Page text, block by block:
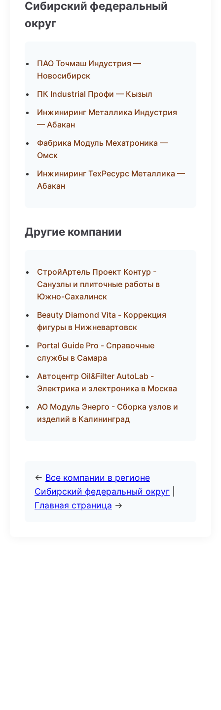
Сибирский федеральный
округ
ПАО Точмаш Индустрия —
Новосибирск
ПК Industrial Профи — Кызыл
Инжиниринг Металлика Индустрия
— Абакан
Фабрика Модуль Мехатроника —
Омск
Инжиниринг ТехРесурс Металлика —
Абакан
Другие компании
СтройАртель Проект Контур -
Санузлы и плиточные работы в
Южно-Сахалинск
Beauty Diamond Vita - Коррекция
фигуры в Нижневартовск
Portal Guide Pro - Справочные
службы в Самара
Автоцентр Oil&Filter AutoLab -
Электрика и электроника в Москва
АО Модуль Энерго - Сборка узлов и
изделий в Калининград
← Все компании в регионе
Сибирский федеральный округ
Главная страница →